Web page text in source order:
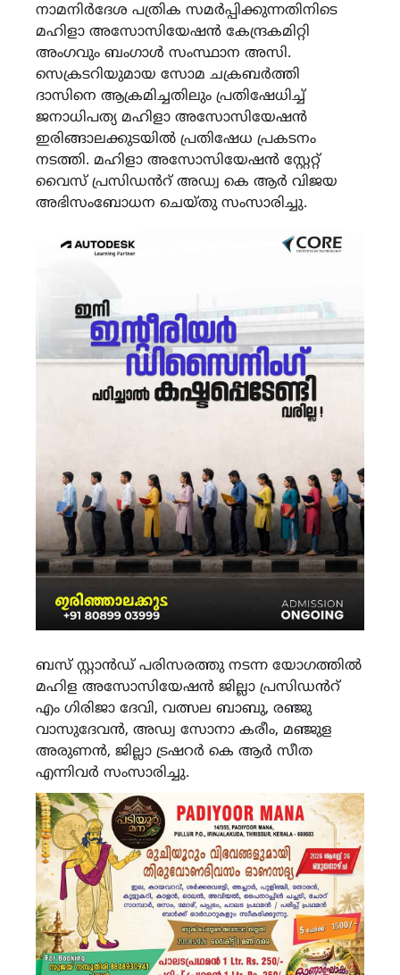
നാമനിര്‍ദേശ പത്രിക സമര്‍പ്പിക്കുന്നതിനിടെ
മഹിളാ അസോസിയേഷന്‍ കേന്ദ്രകമിറ്റി
അംഗവും ബംഗാള്‍ സംസ്ഥാന അസി.
സെക്രടറിയുമായ സോമ ചക്രബര്‍ത്തി
ദാസിനെ ആക്രമിച്ചതിലും പ്രതിഷേധിച്ച്
ജനാധിപത്യ മഹിളാ അസോസിയേഷൻ
ഇരിങ്ങാലക്കുടയിൽ പ്രതിഷേധ പ്രകടനം
നടത്തി. മഹിളാ അസോസിയേഷൻ സ്റ്റേറ്റ്
വൈസ് പ്രസിഡൻറ് അഡ്വ കെ ആർ വിജയ
അഭിസംബോധന ചെയ്തു സംസാരിച്ചു.
ബസ് സ്റ്റാൻഡ് പരിസരത്തു നടന്ന യോഗത്തിൽ
മഹിള അസോസിയേഷൻ ജില്ലാ പ്രസിഡൻറ്
എം ഗിരിജാ ദേവി, വത്സല ബാബു, രഞ്ജു
വാസുദേവൻ, അഡ്വ സോനാ കരീം, മഞ്ജുള
അരുണൻ, ജില്ലാ ട്രഷറർ കെ ആർ സീത
എന്നിവർ സംസാരിച്ചു.